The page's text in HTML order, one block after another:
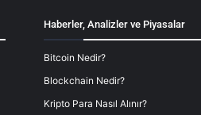
Haberler, Analizler ve Piyasalar
Bitcoin Nedir?
Blockchain Nedir?
Kripto Para Nasıl Alınır?